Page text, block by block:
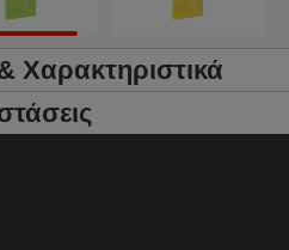
Χαρακτηριστικά